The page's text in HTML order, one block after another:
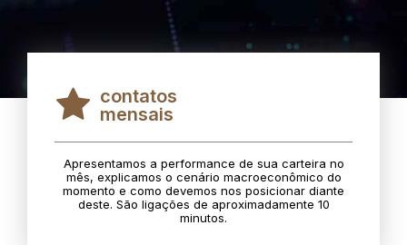
contatos
mensais
Apresentamos a performance de sua carteira no
mês, explicamos o cenário macroeconômico do
momento e como devemos nos posicionar diante
deste. São ligações de aproximadamente 10
minutos.